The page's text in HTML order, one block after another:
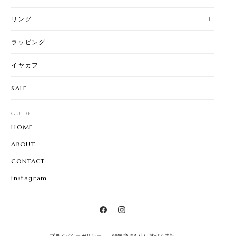
リング
ラッピング
イヤカフ
SALE
GUIDE
HOME
ABOUT
CONTACT
instagram